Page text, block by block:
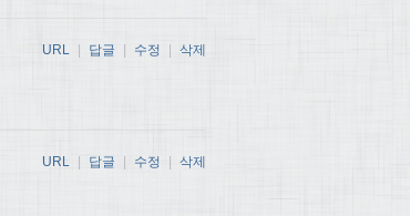
URL | 답글 | 수정 | 삭제
URL | 답글 | 수정 | 삭제